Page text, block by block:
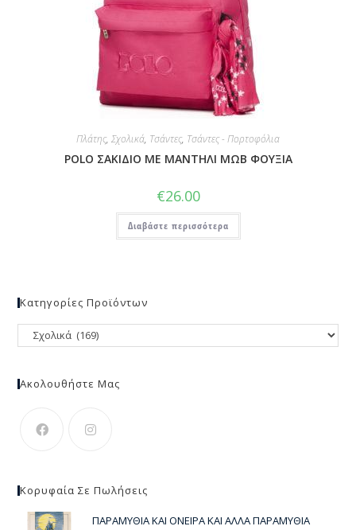
Πλάτης, Σχολικά, Τσάντες, Τσάντες - Πορτοφόλια
POLO ΣΑΚΙΔΙΟ ΜΕ ΜΑΝΤΗΛΙ ΜΩΒ ΦΟΥΞΙΑ
€26.00
Διαβάστε περισσότερα
Κατηγορίες Προϊόντων
Ακολουθήστε Μας
Κορυφαία Σε Πωλήσεις
ΠΑΡΑΜΥΘΙΑ ΚΑΙ ΟΝΕΙΡΑ ΚΑΙ ΑΛΛΑ ΠΑΡΑΜΥΘΙΑ